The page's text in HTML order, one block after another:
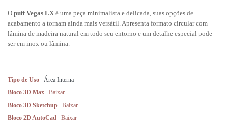
O puff Vegas LX é uma peça minimalista e delicada, suas opções de
acabamento a tornam ainda mais versátil. Apresenta formato circular com
lâmina de madeira natural em todo seu entorno e um detalhe especial pode
ser em inox ou lâmina.
Tipo de Uso
Área Interna
Bloco 3D Max
Baixar
Bloco 3D Sketchup
Baixar
Bloco 2D AutoCad
Baixar